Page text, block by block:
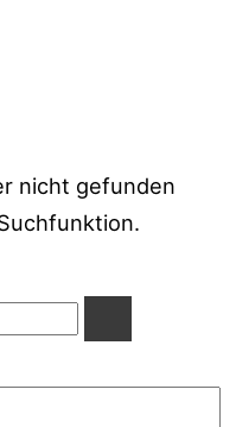
nicht gefunden